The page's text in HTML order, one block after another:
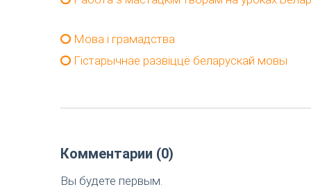
Мова і грамадства
Гістарычнае развіццё беларускай мовы
Комментарии (0)
Вы будете первым.